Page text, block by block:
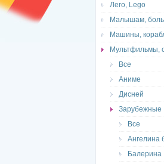
Лего, Lego
Малышам,
Машины,
Мультфильмы,
Все
Аниме
Дисней
Зарубежные
Все
Ангелина
Балерина